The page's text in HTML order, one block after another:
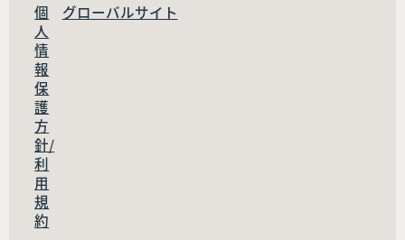
個
人
情
報
保
護
方
針/
利
用
規
約
グローバルサイト